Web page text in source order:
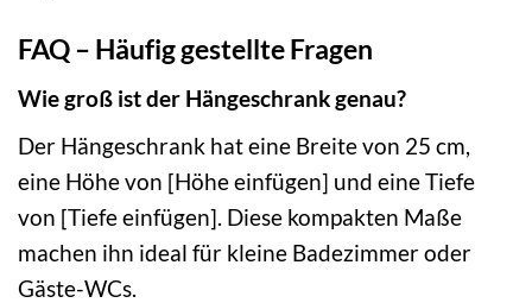
FAQ – Häufig gestellte Fragen
Wie groß ist der Hängeschrank genau?
Der Hängeschrank hat eine Breite von 25 cm,
eine Höhe von [Höhe einfügen] und eine Tiefe
von [Tiefe einfügen]. Diese kompakten Maße
machen ihn ideal für kleine Badezimmer oder
Gäste-WCs.